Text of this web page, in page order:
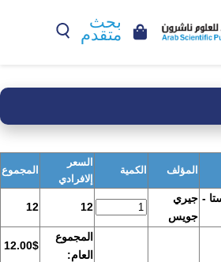
بحث
متقدم
المؤلف الكمية
السعر
إلافرادي
المجموع
- جيري
جويس
12
12
المجموع
العام:
12.00$